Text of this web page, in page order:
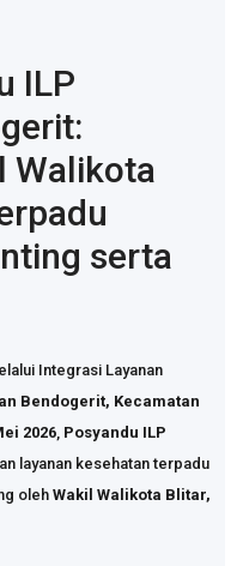
ILP
Walikota
serta
Integrasi Layanan
Bendogerit, Kecamatan
2026, Posyandu ILP
layanan kesehatan terpadu
oleh Wakil Walikota Blitar,